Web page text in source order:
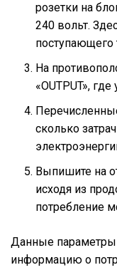
розетки на
240 вольт.
поступающего
На
«OUTPUT»,
сколько
Выпишите на
исходя из
потребление
Данные
информацию о